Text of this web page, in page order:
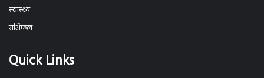
स्वास्थ्य
राशिफल
Quick Links